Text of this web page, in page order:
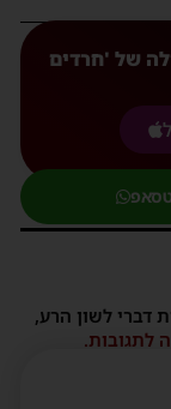
של 'חרדים
דברי לשון הרע,
לתגובות.